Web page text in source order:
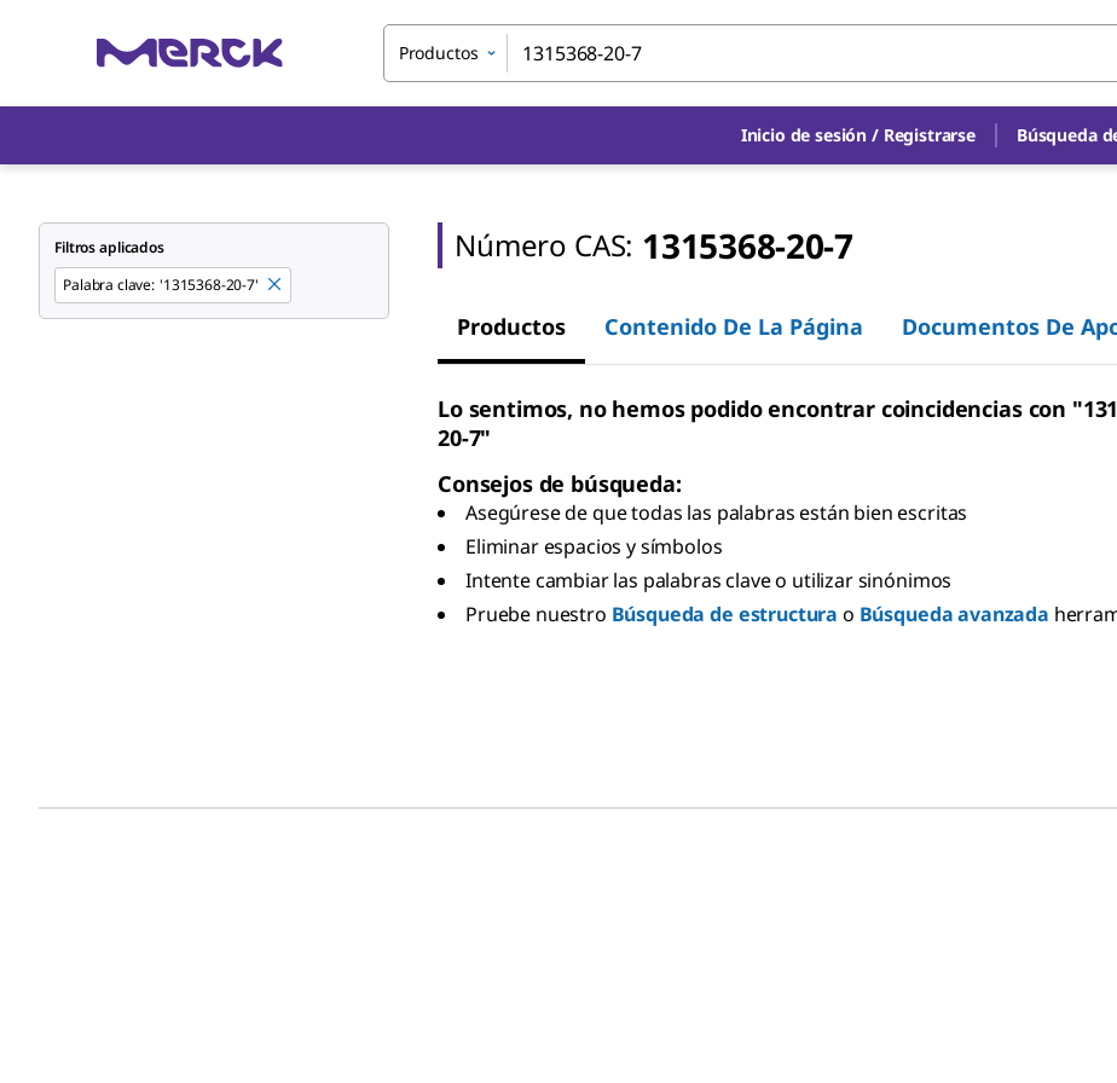
Productos
Inicio de sesión / Registrarse Búsqueda
Filtros aplicados
Palabra clave: '1315368-20-7'
Número CAS: 1315368-20-7
Productos Contenido De La Página Documentos De
Lo sentimos, no hemos podido encontrar coincidencias con
20-7"
Consejos de búsqueda:
Asegúrese de que todas las palabras están bien escritas
Eliminar espacios y símbolos
Intente cambiar las palabras clave o utilizar sinónimos
Pruebe nuestro Búsqueda de estructura o Búsqueda avanzada